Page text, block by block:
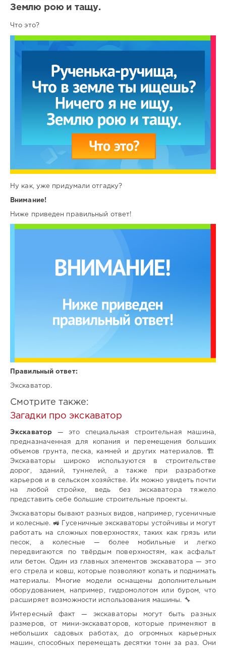
Землю рою и тащу.
Что это?
Ну как, уже придумали отгадку?
Внимание!
Ниже приведен правильный ответ!
Правильный ответ:
Экскаватор.
Смотрите также:
Загадки про экскаватор
Экскаватор — это специальная строительная машина,
предназначенная для копания и перемещения больших
объемов грунта, песка, камней и других материалов. 🏗️
Экскаваторы широко используются в строительстве
дорог, зданий, туннелей, а также при разработке
карьеров и в сельском хозяйстве. Их можно увидеть почти
на любой стройке, ведь без экскаватора тяжело
представить себе большие строительные проекты.
Экскаваторы бывают разных видов, например, гусеничные
и колесные. 🚜 Гусеничные экскаваторы устойчивы и могут
работать на сложных поверхностях, таких как грязь или
песок, а колесные — более мобильные и легко
передвигаются по твёрдым поверхностям, как асфальт
или бетон. Один из главных элементов экскаватора — это
его стрела и ковш, которые позволяют копать и поднимать
материалы. Многие модели оснащены дополнительным
оборудованием, например, гидромолотом или буром, что
расширяет возможности использования машины. 🔧
Интересный факт — экскаваторы могут быть разных
размеров, от мини-экскаваторов, которые применяют в
небольших садовых работах, до огромных карьерных
машин, способных перемещать десятки тонн за раз. Они